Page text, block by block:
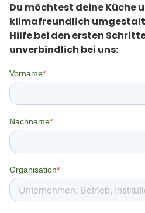
Du möchtest deine Küche
klimafreundlich
Hilfe bei den ersten
unverbindlich bei uns: